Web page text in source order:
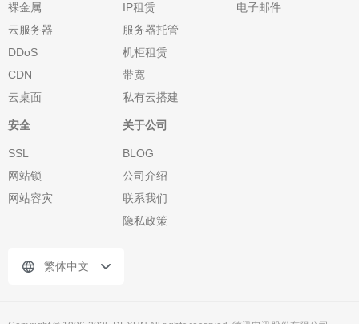
裸金属
云服务器
DDoS
CDN
云桌面
IP租赁
服务器托管
机柜租赁
带宽
私有云搭建
电子邮件
安全
SSL
网站锁
网站容灾
关于公司
BLOG
公司介绍
联系我们
隐私政策
繁体中文